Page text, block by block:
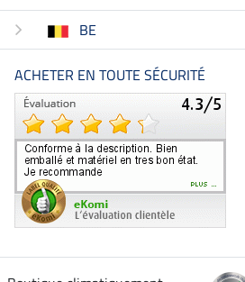
BE
ACHETER EN TOUTE SÉCURITÉ